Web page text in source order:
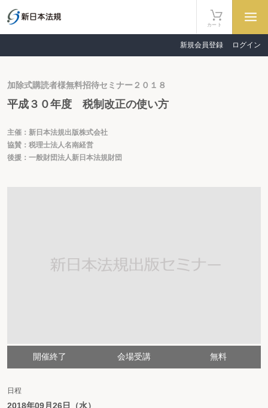
カート
新規会員登録 ログイン
加除式購読者様無料招待セミナー２０１８
平成３０年度 税制改正の使い方
主催：新日本法規出版株式会社
協賛：税理士法人名南経営
後援：一般財団法人新日本法規財団
開催終了 会場受講 無料
日程
2018年09月26日（水）